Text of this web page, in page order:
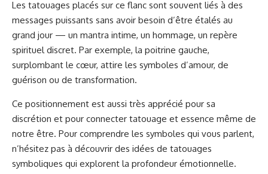
Les tatouages placés sur ce flanc sont souvent liés à des
messages puissants sans avoir besoin d’être étalés au
grand jour — un mantra intime, un hommage, un repère
spirituel discret. Par exemple, la poitrine gauche,
surplombant le cœur, attire les symboles d’amour, de
guérison ou de transformation.
Ce positionnement est aussi très apprécié pour sa
discrétion et pour connecter tatouage et essence même de
notre être. Pour comprendre les symboles qui vous parlent,
n’hésitez pas à découvrir des idées de tatouages
symboliques qui explorent la profondeur émotionnelle.